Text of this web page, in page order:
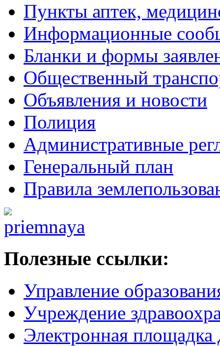
Пункты аптек,
Информационные
Бланки и формы
Общественный
Объявления и новости
Полиция
Административные
Генеральный план
Правила
Полезные ссылки:
Управление
Учреждение
Электронная площадка